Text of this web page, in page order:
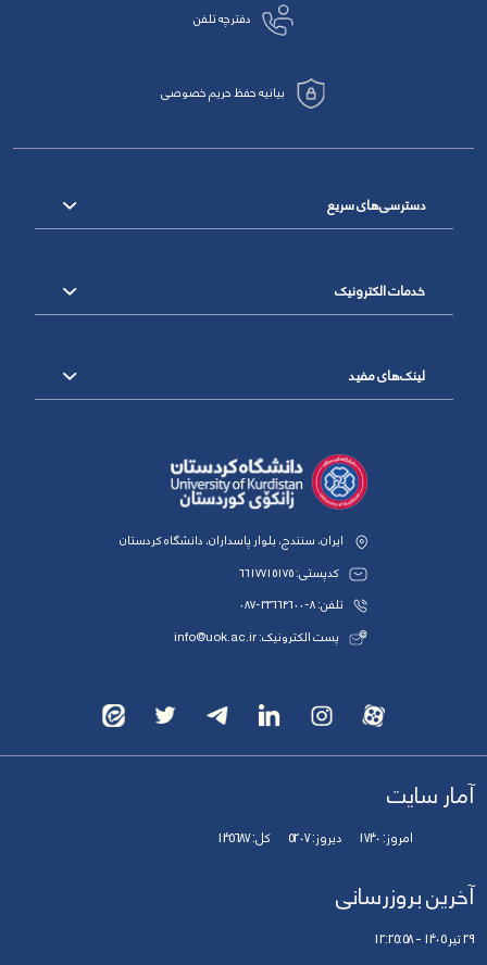
دفترچه تلفن
بیانیه حفظ حریم خصوصی
دسترسی‌های سریع
خدمات الکترونیک
لینک‌های مفید
ایران، سنندج، بلوار پاسداران، دانشگاه کردستان
کدپستی: 6617715175
تلفن: 8-33664600-087
پست الکترونیک: info@uok.ac.ir
آمار سایت
امروز:1740 دیروز:5207 کل:145687
آخرین بروزرسانی
29 تیر 1405 - 12:25:58